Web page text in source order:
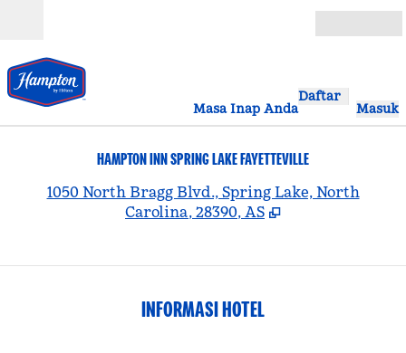
Masa Inap Anda
Daftar
Masuk
HAMPTON INN SPRING LAKE FAYETTEVILLE
1050 North Bragg Blvd., Spring Lake, North
Carolina, 28390, AS
INFORMASI HOTEL